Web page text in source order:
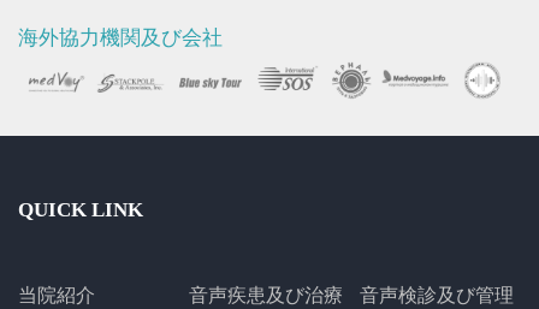
海外協力機関及び会社
QUICK LINK
当院紹介 音声疾患及び治療 音声検診及び管理